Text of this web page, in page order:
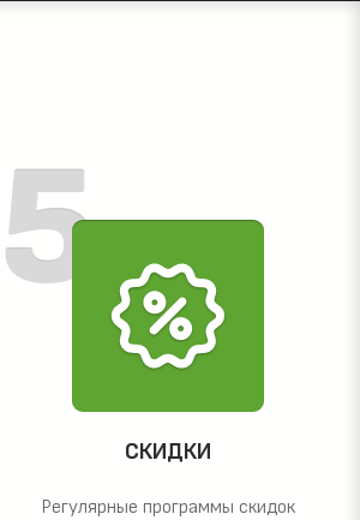
СКИДКИ
Регулярные программы скидок